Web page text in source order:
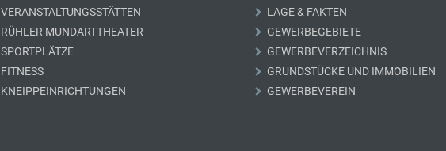
VERANSTALTUNGSSTÄTTEN
RÜHLER MUNDARTTHEATER
SPORTPLÄTZE
FITNESS
KNEIPPEINRICHTUNGEN
LAGE & FAKTEN
GEWERBEGEBIETE
GEWERBEVERZEICHNIS
GRUNDSTÜCKE UND IMMOBILIEN
GEWERBEVEREIN